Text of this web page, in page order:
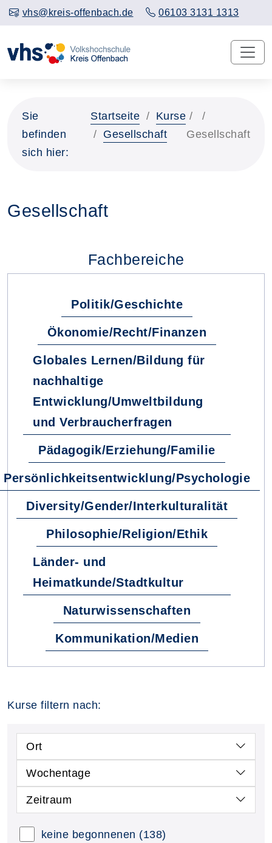
vhs@kreis-offenbach.de 06103 3131 1313
Sie
befinden
sich hier:
Startseite
Kurse
Gesellschaft
Gesellschaft
Gesellschaft
Fachbereiche
Politik/Geschichte
Ökonomie/Recht/Finanzen
Globales Lernen/Bildung für
nachhaltige
Entwicklung/Umweltbildung
und Verbraucherfragen
Pädagogik/Erziehung/Familie
Persönlichkeitsentwicklung/Psychologie
Diversity/Gender/Interkulturalität
Philosophie/Religion/Ethik
Länder- und
Heimatkunde/Stadtkultur
Naturwissenschaften
Kommunikation/Medien
Kurse filtern nach:
Ort
Wochentage
Zeitraum
keine begonnenen (138)